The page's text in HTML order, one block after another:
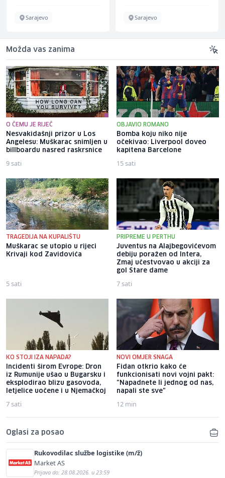
Sarajevo Sarajevo
Možda vas zanima
O ČEMU JE RIJEČ
Nesvakidašnji prizor u Los
Angelesu: Muškarac snimljen u
billboardu nasred raskrsnice
9 sati
OBJAVIO ROMANO
Bomba koju niko nije
očekivao: Liverpool doveo
kapitena Barcelone
15 sati
TRAGEDIJA NA KUPALIŠTU
Muškarac se utopio u rijeci
Krivaji kod Zavidovića
5 sati
PRIPREME U PERTHU
Juventus na Alajbegovićevom
debiju poražen od Intera,
Zmaj učestvovao u akciji za
gol Stare dame
7 sati
KO STOJI IZA NAPADA?
Incidenti širom Evrope: Dron
iz Rumunije ušao u Bugarsku i
eksplodirao blizu gasovoda,
letjelice uočene i u Njemačkoj
7 sati
NOVI OMJER SNAGA
Fidan otkrio kako će
funkcionisati novi vojni pakt:
"Napadnete li jednog od nas,
napali ste sve"
12 min
Oglasi za posao
Rukovodilac službe logistike (m/ž)
Market AS
Prijava do: 28.08.2026. u 23:59